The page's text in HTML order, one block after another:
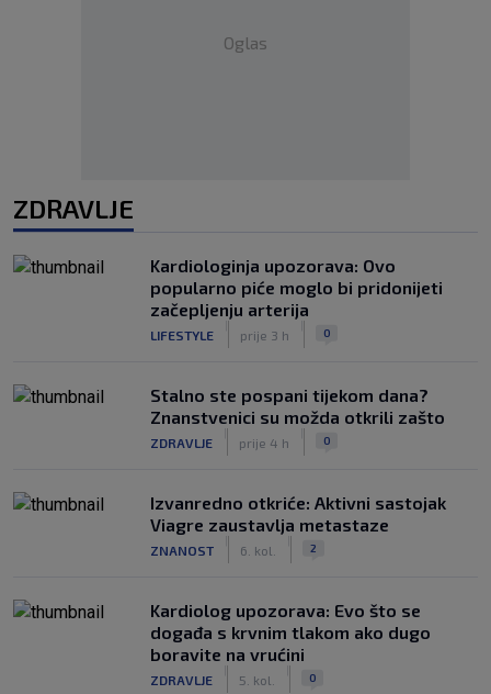
Oglas
ZDRAVLJE
Kardiologinja upozorava: Ovo
popularno piće moglo bi pridonijeti
začepljenju arterija
LIFESTYLE prije 3 h 0
Stalno ste pospani tijekom dana?
Znanstvenici su možda otkrili zašto
ZDRAVLJE prije 4 h 0
Izvanredno otkriće: Aktivni sastojak
Viagre zaustavlja metastaze
ZNANOST 6. kol. 2
Kardiolog upozorava: Evo što se
događa s krvnim tlakom ako dugo
boravite na vrućini
ZDRAVLJE 5. kol. 0